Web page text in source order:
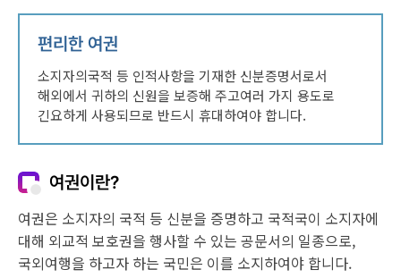
편리한 여권
소지자의국적 등 인적사항을 기재한 신분증명서로서
해외에서 귀하의 신원을 보증해 주고여러 가지 용도로
긴요하게 사용되므로 반드시 휴대하여야 합니다.
여권이란?
여권은 소지자의 국적 등 신분을 증명하고 국적국이 소지자에
대해 외교적 보호권을 행사할 수 있는 공문서의 일종으로,
국외여행을 하고자 하는 국민은 이를 소지하여야 합니다.